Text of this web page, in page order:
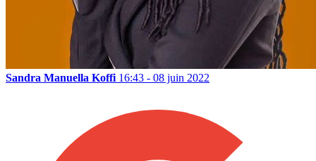
Sandra Manuella Koffi 16:43 - 08 juin 2022